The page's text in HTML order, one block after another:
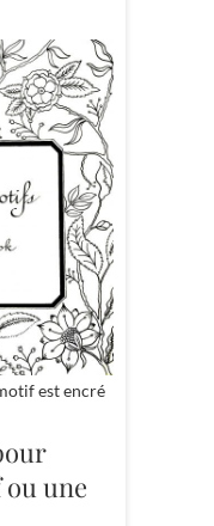
est encré
une